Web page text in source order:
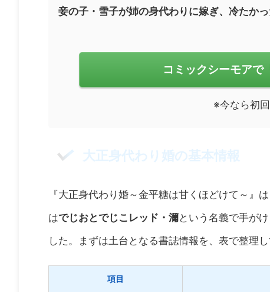
妾の子・雪子が姉の身代わりに嫁ぎ、冷たか
コミックシーモアで
※今なら初
大正身代わり婚の基本情報
『大正身代わり婚～金平糖は甘くほどけて～』
はでじおとでじこレッド・濔という名義で手が
した。まずは土台となる書誌情報を、表で整理し
項目